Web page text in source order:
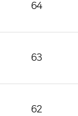
64
63
62